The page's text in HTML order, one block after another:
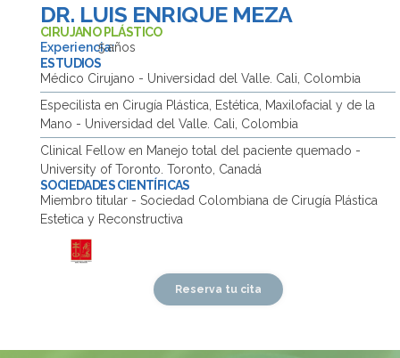
DR. LUIS ENRIQUE MEZA
CIRUJANO PLÁSTICO
Experiencia:5 años
ESTUDIOS
Médico Cirujano - Universidad del Valle. Cali, Colombia
Especilista en Cirugía Plástica, Estética, Maxilofacial y de la
Mano - Universidad del Valle. Cali, Colombia
Clinical Fellow en Manejo total del paciente quemado -
University of Toronto. Toronto, Canadá
SOCIEDADES CIENTÍFICAS
Miembro titular - Sociedad Colombiana de Cirugía Plástica
Estetica y Reconstructiva
Reserva tu cita